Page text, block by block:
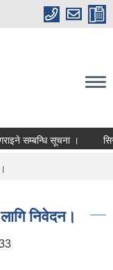
सूचना । सिसा,
निवेदन।